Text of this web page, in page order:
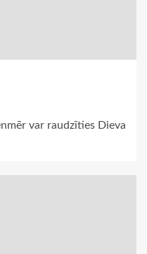
var raudzīties Dieva